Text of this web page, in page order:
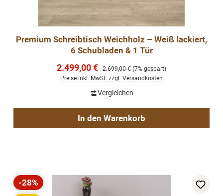
Premium Schreibtisch Weichholz – Weiß lackiert,
6 Schubladen & 1 Tür
Verkaufspreis:
2.499,00 € Regulärer Preis:
2.699,00 € (7% gespart)
Preise inkl. MwSt. zzgl. Versandkosten
Vergleichen
In den Warenkorb
Rabatt
-28%